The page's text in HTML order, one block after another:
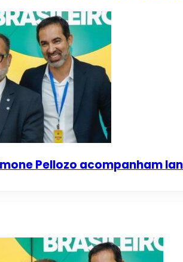
Pellozo acompanham